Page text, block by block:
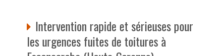
Intervention rapide et sérieuses pour
les urgences fuites de toitures à